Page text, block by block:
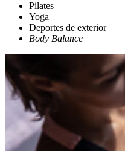
Pilates
Yoga
Deportes de exterior
Body Balance